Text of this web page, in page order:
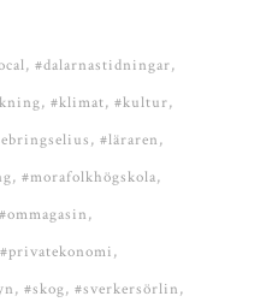
#dalarnastidningar
#klimat #kultur
#läraren
#morafolkhögskola
#ommagasin
#privatekonomi
#skog #sverkersörlin